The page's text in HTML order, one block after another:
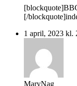
[/
1 april, 2023 kl.
MaryNag